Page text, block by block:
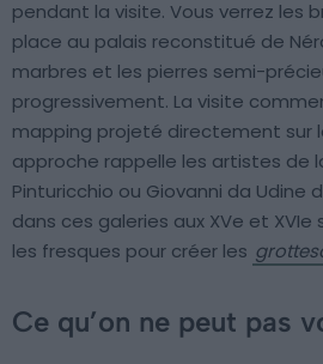
pendant la visite. Vous verrez les
place au palais reconstitué de
marbres et les pierres semi-
progressivement. La visite
mapping projeté directement sur
approche rappelle les artistes de
Pinturicchio ou Giovanni da Udine
dans ces galeries aux XVe et XVIe
les fresques pour créer les
Ce qu’on ne peut pas